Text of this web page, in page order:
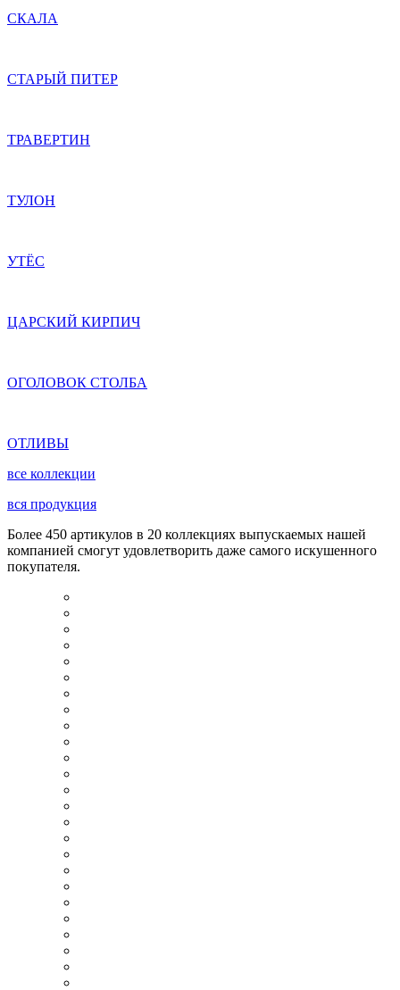
СКАЛА
СТАРЫЙ ПИТЕР
ТРАВЕРТИН
ТУЛОН
УТЁС
ЦАРСКИЙ КИРПИЧ
ОГОЛОВОК СТОЛБА
ОТЛИВЫ
все коллекции
вся продукция
Более 450 артикулов в 20 коллекциях выпускаемых нашей
компанией смогут удовлетворить даже самого искушенного
покупателя.